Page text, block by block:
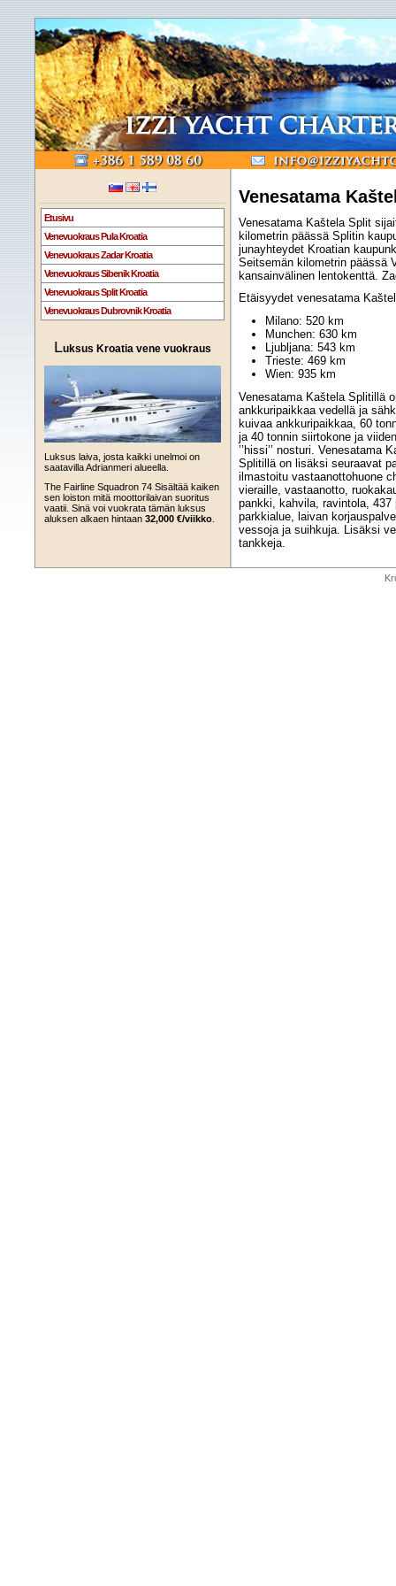
Etusivu
Venevuokraus Pula Kroatia
Venevuokraus Zadar Kroatia
Venevuokraus Sibenik Kroatia
Venevuokraus Split Kroatia
Venevuokraus Dubrovnik Kroatia
Luksus Kroatia vene vuokraus
Luksus laiva, josta kaikki unelmoi on
saatavilla Adrianmeri alueella.
The Fairline Squadron 74 Sisältää kaiken
sen loiston mitä moottorilaivan suoritus
vaatii. Sinä voi vuokrata tämän luksus
aluksen alkaen hintaan 32,000 €/viikko
Venesatama
Venesatama Kaštela Split
kilometrin päässä Splitin
junayhteydet Kroatian
Seitsemän kilometrin päässä
kansainvälinen lentokenttä.
Etäisyydet venesatama
Milano: 520 km
Munchen: 630 km
Ljubljana: 543 km
Trieste: 469 km
Wien: 935 km
Venesatama Kaštela Splitillä
ankkuripaikkaa vedellä ja
kuivaa ankkuripaikkaa, 60
ja 40 tonnin siirtokone ja
’’hissi’’ nosturi. Venesatama
Splitillä on lisäksi seuraavat
ilmastoitu vastaanottohuone
vieraille, vastaanotto,
pankki, kahvila, ravintola, 437
parkkialue, laivan
vessoja ja suihkuja. Lisäksi
tankkeja.